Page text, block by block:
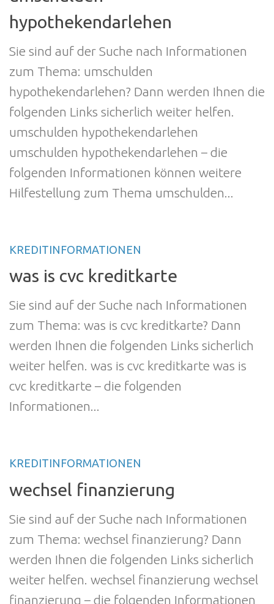
hypothekendarlehen
Sie sind auf der Suche nach Informationen
zum Thema: umschulden
hypothekendarlehen? Dann werden Ihnen die
folgenden Links sicherlich weiter helfen.
umschulden hypothekendarlehen
umschulden hypothekendarlehen – die
folgenden Informationen können weitere
Hilfestellung zum Thema umschulden...
KREDITINFORMATIONEN
was is cvc kreditkarte
Sie sind auf der Suche nach Informationen
zum Thema: was is cvc kreditkarte? Dann
werden Ihnen die folgenden Links sicherlich
weiter helfen. was is cvc kreditkarte was is
cvc kreditkarte – die folgenden
Informationen...
KREDITINFORMATIONEN
wechsel finanzierung
Sie sind auf der Suche nach Informationen
zum Thema: wechsel finanzierung? Dann
werden Ihnen die folgenden Links sicherlich
weiter helfen. wechsel finanzierung wechsel
finanzierung – die folgenden Informationen